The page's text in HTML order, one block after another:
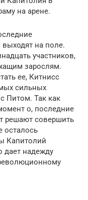
на арене.
выходят на поле.
участников,
зарослям.
ее, Китнисс
сильных
Питом. Так как
о, последние
решают совершить
осталось
Капитолий
дает надежду